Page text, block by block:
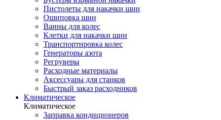
Пистолеты для накачки шин
Ошиповка шин
Ванны для колес
Клетки для накачки шин
Транспортировка колес
Генераторы азота
Регруверы
Расходные материалы
Аксессуары для станков
Быстрый заказ расходников
Климатическое
Климатическое
Заправка кондиционеров